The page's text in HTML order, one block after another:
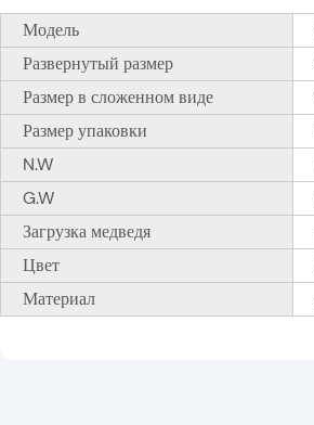
Модель
Развернутый размер
Размер в сложенном виде
Размер упаковки
N.W
G.W
Загрузка медведя
Цвет
Материал